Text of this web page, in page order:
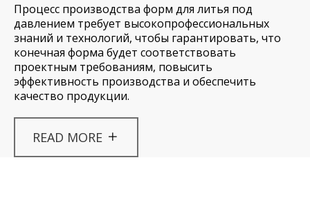
Процесс производства форм для литья под
давлением требует высокопрофессиональных
знаний и технологий, чтобы гарантировать, что
конечная форма будет соответствовать
проектным требованиям, повысить
эффективность производства и обеспечить
качество продукции.
READ MORE